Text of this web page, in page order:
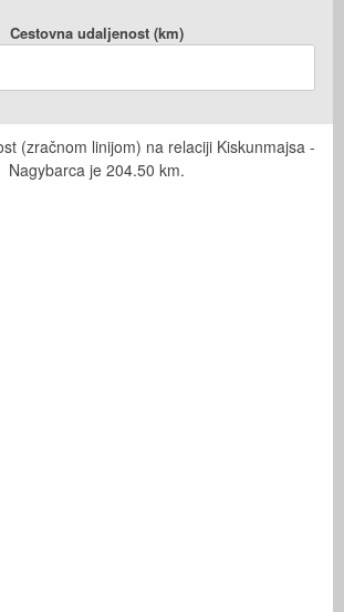
Cestovna udaljenost (km)
(zračnom linijom) na relaciji Kiskunmajsa -
Nagybarca je 204.50 km.